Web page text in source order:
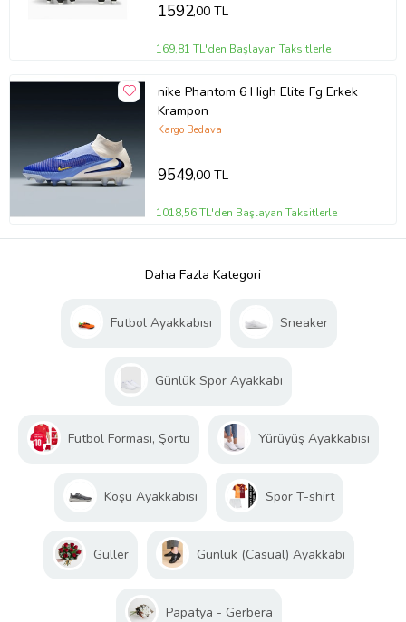
1592,00 TL
169,81 TL'den Başlayan Taksitlerle
nike Phantom 6 High Elite Fg Erkek
Krampon
Kargo Bedava
9549,00 TL
1018,56 TL'den Başlayan Taksitlerle
Daha Fazla Kategori
Futbol Ayakkabısı Sneaker
Günlük Spor Ayakkabı
Futbol Forması, Şortu Yürüyüş Ayakkabısı
Koşu Ayakkabısı Spor T-shirt
Güller Günlük (Casual) Ayakkabı
Papatya - Gerbera